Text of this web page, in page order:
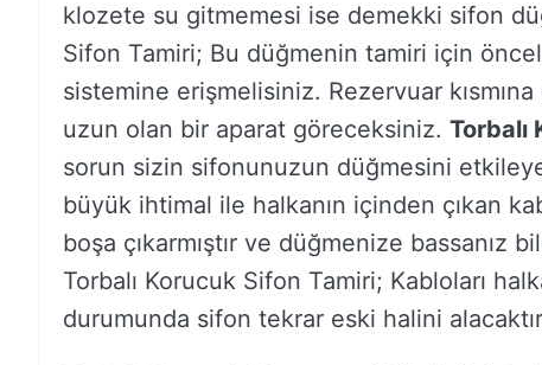
klozete su gitmemesi ise demekki sifon
Sifon Tamiri; Bu düğmenin tamiri için
sistemine erişmelisiniz. Rezervuar
uzun olan bir aparat göreceksiniz. Torbalı
sorun sizin sifonunuzun düğmesini
büyük ihtimal ile halkanın içinden çıkan
boşa çıkarmıştır ve düğmenize
Torbalı Korucuk Sifon Tamiri; Kabloları
durumunda sifon tekrar eski halini